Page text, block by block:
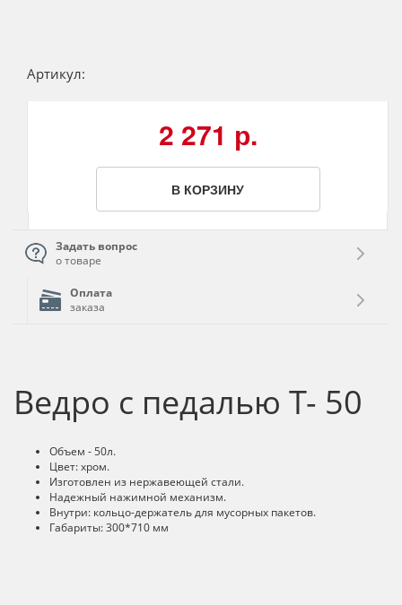
Артикул:
2 271 р.
В КОРЗИНУ
Задать вопрос
о товаре
Оплата
заказа
Ведро с педалью T- 50
Объем - 50л.
Цвет: хром.
Изготовлен из нержавеющей стали.
Надежный нажимной механизм.
Внутри: кольцо-держатель для мусорных пакетов.
Габариты: 300*710 мм